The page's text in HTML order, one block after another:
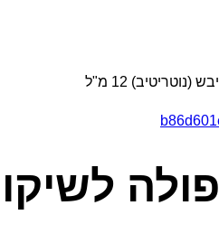
12 מ"ל
לשיקום